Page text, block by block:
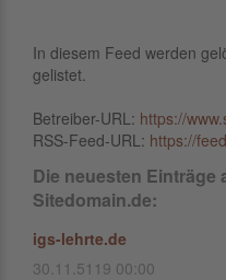
In diesem Feed werden
gelistet.
Betreiber-URL: https://
RSS-Feed-URL: https://
Die neuesten Einträge
Sitedomain.de:
igs-lehrte.de
30.11.5119 00:00